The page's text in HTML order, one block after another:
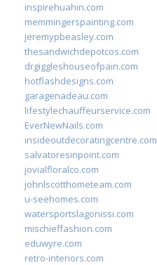
inspirehuahin.com
memmingerspainting.com
jeremypbeasley.com
thesandwichdepotcos.com
drgiggleshouseofpain.com
hotflashdesigns.com
garagenadeau.com
lifestylechauffeurservice.com
EverNewNails.com
insideoutdecoratingcentre.com
salvatoresinpoint.com
jovialfloralco.com
johnlscotthometeam.com
u-seehomes.com
watersportslagonissi.com
mischieffashion.com
eduwyre.com
retro-interiors.com